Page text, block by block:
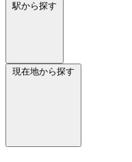
駅から探す
現在地から探す